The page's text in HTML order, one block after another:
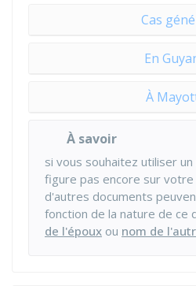
Cas
En
À
À savoir
si vous souhaitez utiliser
figure pas encore sur
d'autres documents
fonction de la nature de ce
de l'époux ou nom de